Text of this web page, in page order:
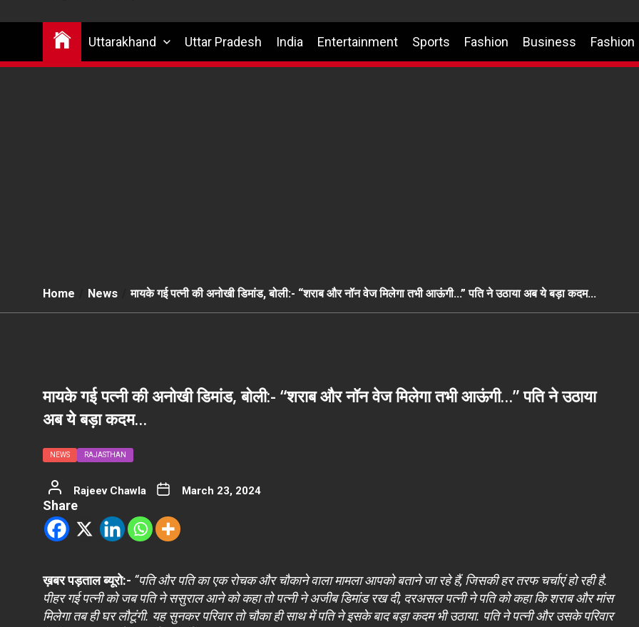
Uttarakhand Uttar Pradesh India Entertainment Sports Fashion Business Fashion
Home News मायके गई पत्नी की अनोखी डिमांड, बोली:- “शराब और नॉन वेज मिलेगा तभी आऊंगी…” पति ने उठाया अब ये बड़ा कदम…
मायके गई पत्नी की अनोखी डिमांड, बोली:- “शराब और नॉन वेज मिलेगा तभी आऊंगी…” पति ने उठाया
अब ये बड़ा कदम…
NEWS RAJASTHAN
Rajeev Chawla March 23, 2024
Share
ख़बर पड़ताल ब्यूरो:- “पति और पति का एक रोचक और चौकाने वाला मामला आपको बताने जा रहे हैं, जिसकी हर तरफ चर्चाएं हो रही है.
पीहर गई पत्नी को जब पति ने ससुराल आने को कहा तो पत्नी ने अजीब डिमांड रख दी, दरअसल पत्नी ने पति को कहा कि शराब और मांस
मिलेगा तब ही घर लौटूंगी. यह सुनकर परिवार तो चौका ही साथ में पति ने इसके बाद बड़ा कदम भी उठाया. पति ने पत्नी और उसके परिवार